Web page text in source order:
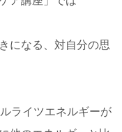
になる、対自分の思
ライツエネルギーが